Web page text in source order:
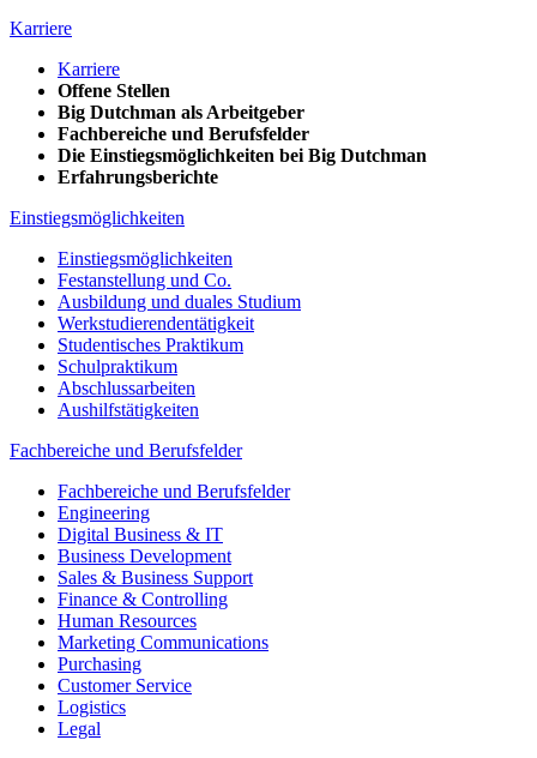
Karriere
Karriere
Offene Stellen
Big Dutchman als Arbeitgeber
Fachbereiche und Berufsfelder
Die Einstiegsmöglichkeiten bei Big Dutchman
Erfahrungsberichte
Einstiegsmöglichkeiten
Einstiegsmöglichkeiten
Festanstellung und Co.
Ausbildung und duales Studium
Werkstudierendentätigkeit
Studentisches Praktikum
Schulpraktikum
Abschlussarbeiten
Aushilfstätigkeiten
Fachbereiche und Berufsfelder
Fachbereiche und Berufsfelder
Engineering
Digital Business & IT
Business Development
Sales & Business Support
Finance & Controlling
Human Resources
Marketing Communications
Purchasing
Customer Service
Logistics
Legal